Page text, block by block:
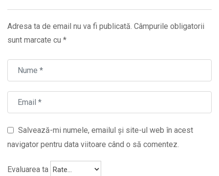
Adresa ta de email nu va fi publicată. Câmpurile obligatorii
sunt marcate cu *
Salvează-mi numele, emailul și site-ul web în acest
navigator pentru data viitoare când o să comentez.
Evaluarea ta